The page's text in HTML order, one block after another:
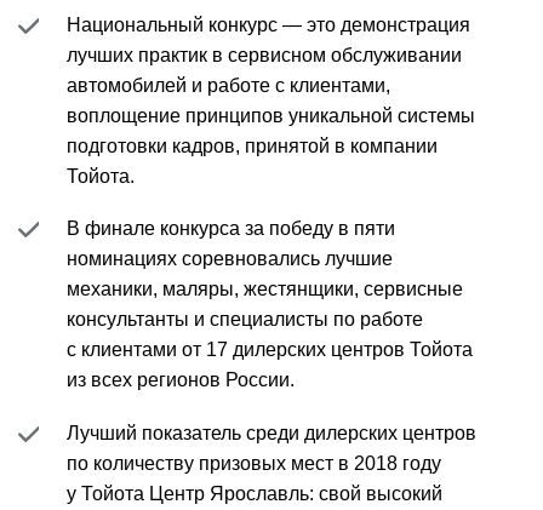
Национальный конкурс — это демонстрация
лучших практик в сервисном обслуживании
автомобилей и работе с клиентами,
воплощение принципов уникальной системы
подготовки кадров, принятой в компании
Тойота.
В финале конкурса за победу в пяти
номинациях соревновались лучшие
механики, маляры, жестянщики, сервисные
консультанты и специалисты по работе
с клиентами от 17 дилерских центров Тойота
из всех регионов России.
Лучший показатель среди дилерских центров
по количеству призовых мест в 2018 году
у Тойота Центр Ярославль: свой высокий